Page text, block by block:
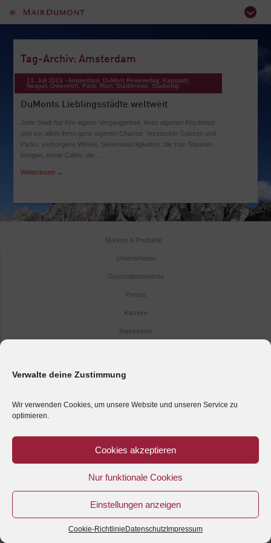
Verwalte deine Zustimmung
Wir verwenden Cookies, um unsere Website und unseren Service zu
optimieren.
Cookies akzeptieren
Nur funktionale Cookies
Einstellungen anzeigen
Cookie-Richtlinie Datenschutz Impressum
Tag-Archiv: Amsterdam
13. Juli 2023 -Amsterdam, DuMont Reiseverlag, Kapstadt,
Neapel, Österreich, Paris, Rom, Städtereise, Städtetrip
DuMonts Lieblingsstädte weltweit
Jede Stadt hat ihre eigene Vergangenheit, ihren eigenen Rhythmus
und vor allem ihren ganz eigenen Charme. Versteckte Gassen und
Parks, verborgene Winkel, Sehenswürdigkeiten, die zum Staunen
bringen, sowie Cafés, die …
Weiterlesen →
Marken & Produkte
Unternehmen
Geschäftsbereiche
Presse
Karriere
Impressum